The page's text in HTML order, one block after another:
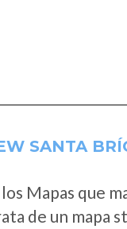
SANTA
Mapas que
de un mapa